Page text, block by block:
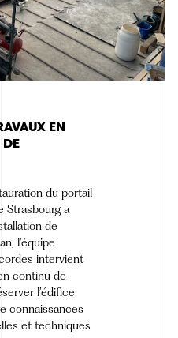
EN
du portail
Strasbourg a
de
l’équipe
intervient
continu de
l’édifice
connaissances
et techniques